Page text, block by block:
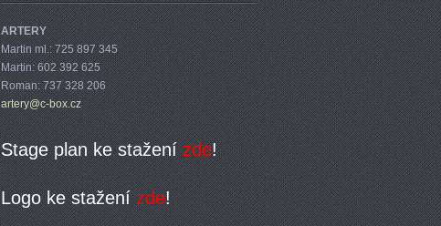
ARTERY
Martin ml.: 725 897 345
Martin: 602 392 625
Roman: 737 328 206
artery@c-box.cz
Stage plan ke stažení zde!
Logo ke staženízde!